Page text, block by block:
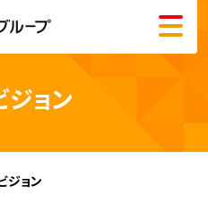
メニュー
ジョン
ジョン